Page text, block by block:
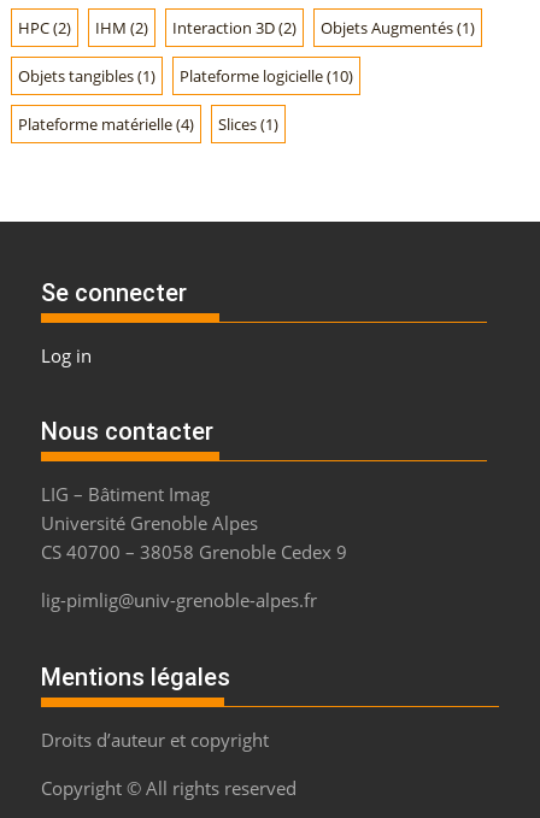
m
e
s
HPC(2) IHM (2) Interaction 3D(2) Objets Augmentés(1)
Objets tangibles(1) Plateforme logicielle(10)
Plateforme matérielle(4) Slices(1)
Se connecter
Log in
Nous contacter
LIG – Bâtiment Imag
Université Grenoble Alpes
CS 40700 – 38058 Grenoble Cedex 9
lig-pimlig@univ-grenoble-alpes.fr
Mentions légales
Droits d’auteur et copyright
Copyright © All rights reserved